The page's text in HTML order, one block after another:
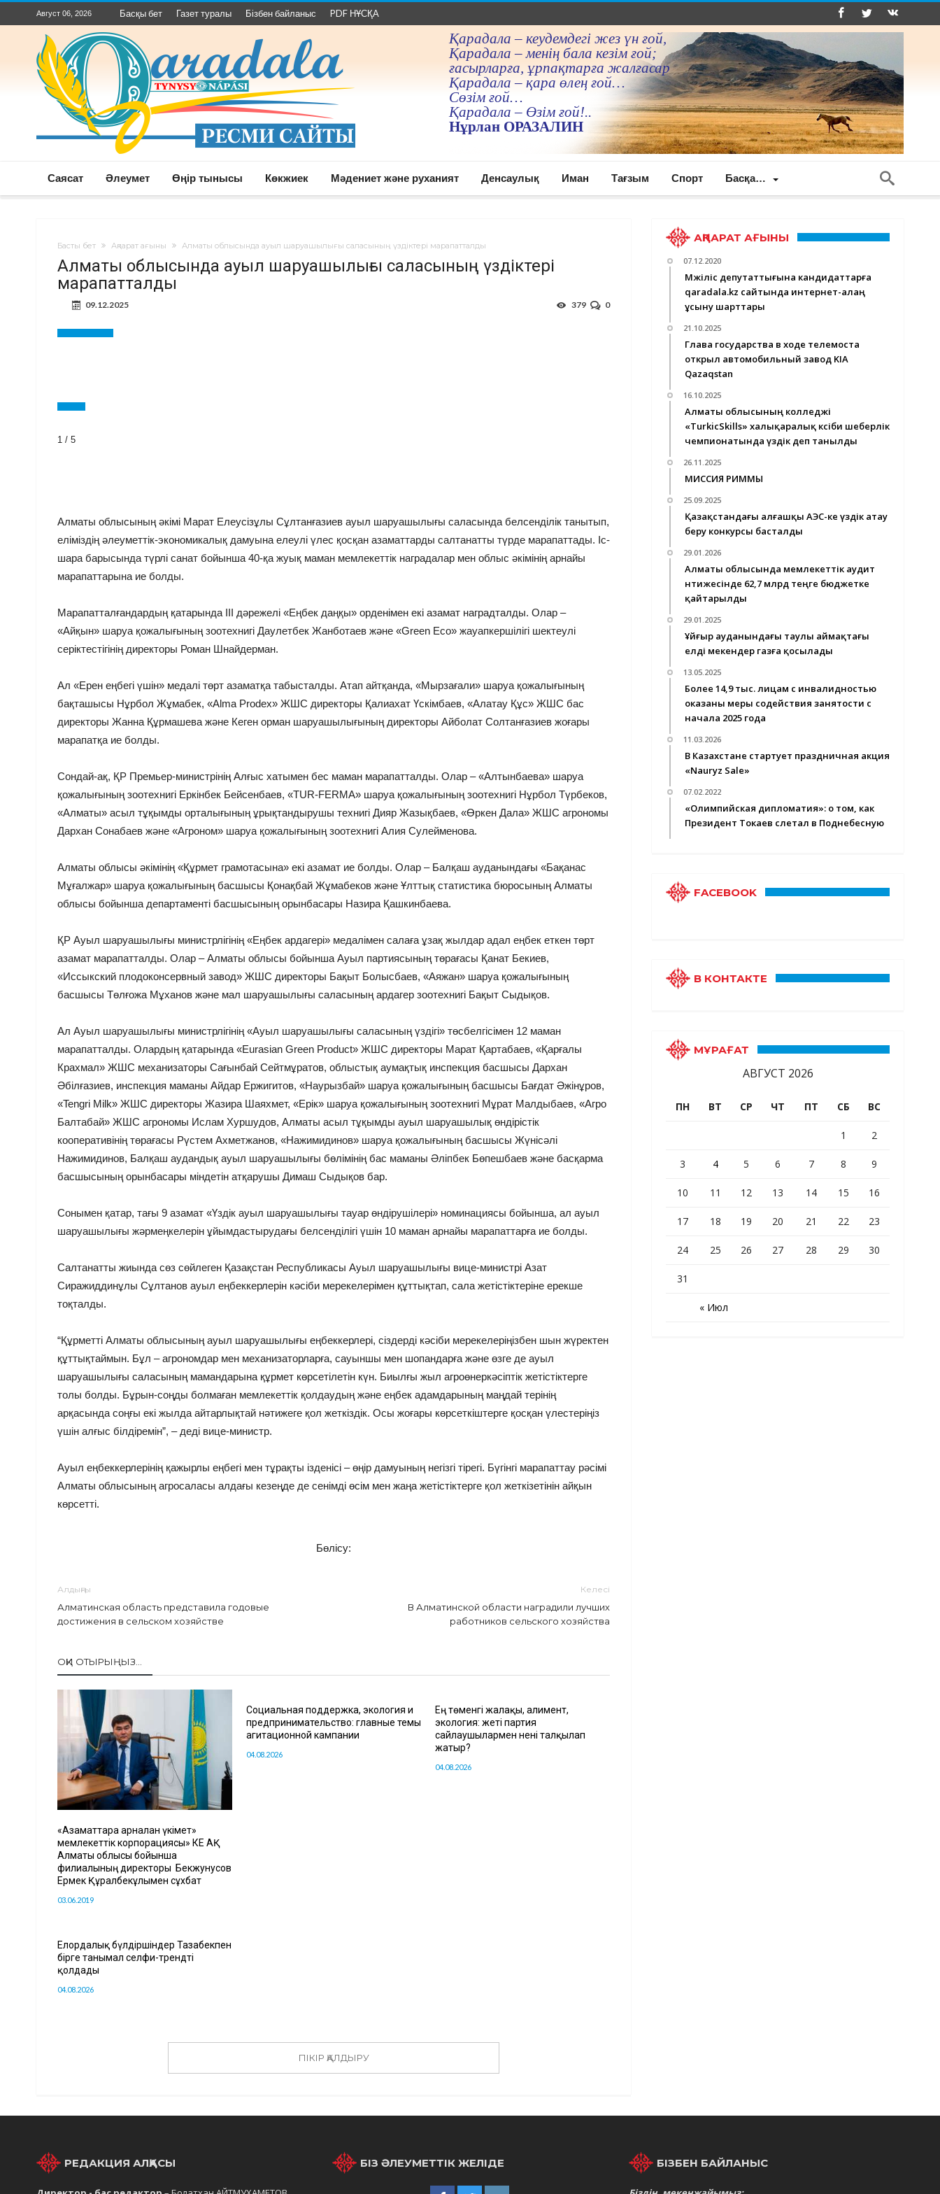
Август 06, 2026 Басқы бет Газет туралы Бізбен байланыс PDF НҰСҚА
Қарадала – кеудемдегi жез үн ғой,
Қарадала – менiң бала кезiм ғой;
ғасырларға, ұрпақтарға жалғасар
Қарадала – қара өлең ғой…
Сөзiм ғой…
Қарадала – Өзiм ғой!..
Нұрлан ОРАЗАЛИН
Саясат Әлеумет Өңір тынысы Көкжиек Мәдениет және руханият Денсаулық Иман Тағзым Спорт Басқа…
Басты бет Ақпарат ағыны Алматы облысында ауыл шаруашылығы саласының үздіктері марапатталды
Алматы облысында ауыл шаруашылығы саласының үздіктері
марапатталды
09.12.2025 0
379
1 / 5
Алматы облысының әкімі Марат Елеусізұлы Сұлтанғазиев ауыл шаруашылығы саласында белсенділік танытып,
еліміздің әлеуметтік-экономикалық дамуына елеулі үлес қосқан азаматтарды салтанатты түрде марапаттады. Іс-
шара барысында түрлі санат бойынша 40-қа жуық маман мемлекеттік наградалар мен облыс әкімінің арнайы
марапаттарына ие болды.
Марапатталғандардың қатарында III дәрежелі «Еңбек даңқы» орденімен екі азамат наградталды. Олар –
«Айқын» шаруа қожалығының зоотехнигі Даулетбек Жанботаев және «Green Eco» жауапкершілігі шектеулі
серіктестігінің директоры Роман Шнайдерман.
Ал «Ерен еңбегі үшін» медалі төрт азаматқа табысталды. Атап айтқанда, «Мырзағали» шаруа қожалығының
бақташысы Нұрбол Жұмабек, «Alma Prodex» ЖШС директоры Қалиахат Үскімбаев, «Алатау Құс» ЖШС бас
директоры Жанна Құрмашева және Кеген орман шаруашылығының директоры Айболат Солтанғазиев жоғары
марапатқа ие болды.
Сондай-ақ, ҚР Премьер-министрінің Алғыс хатымен бес маман марапатталды. Олар – «Алтынбаева» шаруа
қожалығының зоотехнигі Еркінбек Бейсенбаев, «TUR-FERMA» шаруа қожалығының зоотехнигі Нұрбол Түрбеков,
«Алматы» асыл тұқымды орталығының ұрықтандырушы технигі Дияр Жазықбаев, «Өркен Дала» ЖШС агрономы
Дархан Сонабаев және «Агроном» шаруа қожалығының зоотехнигі Алия Сулейменова.
Алматы облысы әкімінің «Құрмет грамотасына» екі азамат ие болды. Олар – Балқаш ауданындағы «Бақанас
Мұғалжар» шаруа қожалығының басшысы Қонақбай Жұмабеков және Ұлттық статистика бюросының Алматы
облысы бойынша департаменті басшысының орынбасары Назира Қашкинбаева.
ҚР Ауыл шаруашылығы министрлігінің «Еңбек ардагері» медалімен салаға ұзақ жылдар адал еңбек еткен төрт
азамат марапатталды. Олар – Алматы облысы бойынша Ауыл партиясының төрағасы Қанат Бекиев,
«Иссыкский плодоконсервный завод» ЖШС директоры Бақыт Болысбаев, «Аяжан» шаруа қожалығының
басшысы Төлғожа Мұханов және мал шаруашылығы саласының ардагер зоотехнигі Бақыт Сыдықов.
Ал Ауыл шаруашылығы министрлігінің «Ауыл шаруашылығы саласының үздігі» төсбелгісімен 12 маман
марапатталды. Олардың қатарында «Eurasian Green Product» ЖШС директоры Марат Қартабаев, «Қарғалы
Крахмал» ЖШС механизаторы Сағынбай Сейтмұратов, облыстық аумақтық инспекция басшысы Дархан
Әбілғазиев, инспекция маманы Айдар Ержигитов, «Наурызбай» шаруа қожалығының басшысы Бағдат Әжінұров,
«Tengri Milk» ЖШС директоры Жазира Шаяхмет, «Ерік» шаруа қожалығының зоотехнигі Мұрат Малдыбаев, «Агро
Балтабай» ЖШС агрономы Ислам Хуршудов, Алматы асыл тұқымды ауыл шаруашылық өндірістік
кооперативінің төрағасы Рүстем Ахметжанов, «Нажимидинов» шаруа қожалығының басшысы Жүнісәлі
Нажимидинов, Балқаш аудандық ауыл шаруашылығы бөлімінің бас маманы Әліпбек Бөпешбаев және басқарма
басшысының орынбасары міндетін атқарушы Димаш Сыдықов бар.
Сонымен қатар, тағы 9 азамат «Үздік ауыл шаруашылығы тауар өндірушілері» номинациясы бойынша, ал ауыл
шаруашылығы жәрмеңкелерін ұйымдастырудағы белсенділігі үшін 10 маман арнайы марапаттарға ие болды.
Салтанатты жиында сөз сөйлеген Қазақстан Республикасы Ауыл шаруашылығы вице-министрі Азат
Сиражиддинұлы Сұлтанов ауыл еңбеккерлерін кәсіби мерекелерімен құттықтап, сала жетістіктеріне ерекше
тоқталды.
“Құрметті Алматы облысының ауыл шаруашылығы еңбеккерлері, сіздерді кәсіби мерекелеріңізбен шын жүректен
құттықтаймын. Бұл – агрономдар мен механизаторларға, сауыншы мен шопандарға және өзге де ауыл
шаруашылығы саласының мамандарына құрмет көрсетілетін күн. Биылғы жыл агроөнеркәсіптік жетістіктерге
толы болды. Бұрын-соңды болмаған мемлекеттік қолдаудың және еңбек адамдарының маңдай терінің
арқасында соңғы екі жылда айтарлықтай нәтижеге қол жеткіздік. Осы жоғары көрсеткіштерге қосқан үлестеріңіз
үшін алғыс білдіремін”, – деді вице-министр.
Ауыл еңбеккерлерінің қажырлы еңбегі мен тұрақты ізденісі – өңір дамуының негізгі тірегі. Бүгінгі марапаттау рәсімі
Алматы облысының агросаласы алдағы кезеңде де сенімді өсім мен жаңа жетістіктерге қол жеткізетінін айқын
көрсетті.
Бөлісу:
Алдыңғы
Алматинская область представила годовые
достижения в сельском хозяйстве
Келесі
В Алматинской области наградили лучших
работников сельского хозяйства
ОҚИ ОТЫРЫҢЫЗ...
«Азаматтарға арналған үкімет»
мемлекеттік корпорациясы» КЕ АҚ
Алматы облысы бойынша
филиалының директоры Бекжунусов
Ермек Құралбекұлымен сұхбат
03.06.2019
Социальная поддержка, экология и
предпринимательство: главные темы
агитационной кампании
04.08.2026
Ең төменгі жалақы, алимент,
экология: жеті партия
сайлаушылармен нені талқылап
жатыр?
04.08.2026
Елордалық бүлдіршіндер Тазабекпен
бірге танымал селфи-трендті
қолдады
04.08.2026
ПІКІР ҚАЛДЫРУ
АҚПАРАТ АҒЫНЫ
07.12.2020
Мәжіліс депутаттығына кандидаттарға
qaradala.kz сайтында интернет-алаң
ұсыну шарттары
21.10.2025
Глава государства в ходе телемоста
открыл автомобильный завод KIA
Qazaqstan
16.10.2025
Алматы облысының колледжі
«TurkicSkills» халықаралық кәсіби шеберлік
чемпионатында үздік деп танылды
26.11.2025
МИССИЯ РИММЫ
25.09.2025
Қазақстандағы алғашқы АЭС-ке үздік атау
беру конкурсы басталды
29.01.2026
Алматы облысында мемлекеттік аудит
нәтижесінде 62,7 млрд теңге бюджетке
қайтарылды
29.01.2025
Ұйғыр ауданындағы таулы аймақтағы
елді мекендер газға қосылады
13.05.2025
Более 14,9 тыс. лицам с инвалидностью
оказаны меры содействия занятости c
начала 2025 года
11.03.2026
В Казахстане стартует праздничная акция
«Nauryz Sale»
07.02.2022
«Олимпийская дипломатия»: о том, как
Президент Токаев слетал в Поднебесную
FACEBOOK
В КОНТАКТЕ
МҰРАҒАТ
АВГУСТ 2026
ПН ВТ СР ЧТ ПТ СБ ВС
« Июл
1 2
3 4 5 6 7 8 9
10 11 12 13 14 15 16
17 18 19 20 21 22 23
24 25 26 27 28 29 30
31
РЕДАКЦИЯ АЛҚАСЫ БІЗ ӘЛЕУМЕТТІК ЖЕЛІДЕ БІЗБЕН БАЙЛАНЫС